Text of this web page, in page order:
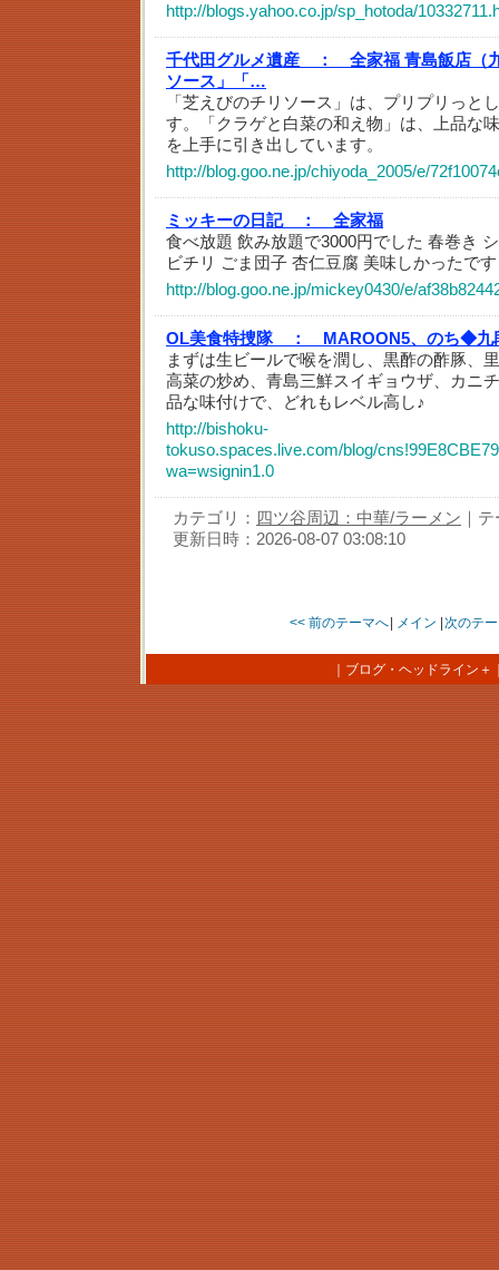
http://blogs.yahoo.co.jp/sp_hotoda/
千代田グルメ遺産 ：
全家福 青島飯店（
ソース」「…
「芝えびのチリソース」は、プリプリっと
す。「クラゲと白菜の和え物」は、上品な
を上手に引き出しています。
http://blog.goo.ne.jp/chiyoda_2005/e/
ミッキーの日記 ：
全家福
食べ放題 飲み放題で3000円でした 春巻き
ビチリ ごま団子 杏仁豆腐 美味しかったです
http://blog.goo.ne.jp/mickey0430/e/
OL美食特捜隊 ：
MAROON5、のち◆九
まずは生ビールで喉を潤し、黒酢の酢豚、
高菜の炒め、青島三鮮スイギョウザ、カニ
品な味付けで、どれもレベル高し♪
http://bishoku-
tokuso.spaces.live.com/blog/
wa=wsignin1.0
カテゴリ： 四ツ谷周辺：中華/ラーメン ｜
更新日時：2026-08-07 03:08:10
<< 前のテーマへ メイン 次のテ
ブログ・ヘッドライン＋